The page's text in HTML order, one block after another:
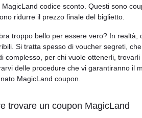
MagicLand codice sconto. Questi sono
ridurre il prezzo finale del biglietto.
troppo bello per essere vero? In
Si tratta spesso di voucher segreti,
complesso, per chi vuole ottenerli,
delle procedure che vi garantiranno il
MagicLand coupon.
trovare un coupon MagicLand